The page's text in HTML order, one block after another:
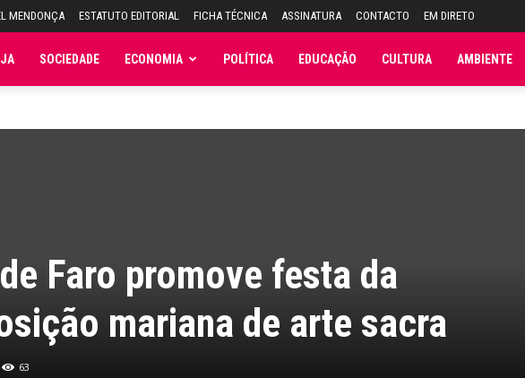
MENDONÇA ESTATUTO EDITORIAL FICHA TÉCNICA ASSINATURA CONTACTO EM DIRETO
SOCIEDADE ECONOMIA POLÍTICA EDUCAÇÃO CULTURA AMBIENTE
Faro promove festa da
mariana de arte sacra
63